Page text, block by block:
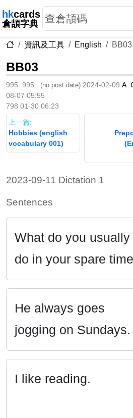
hkcards
倉頡字典
資訊及工具 English BB03
BB03
995 995 (no post date)
08-07 05:55
2024-02-09 A
798 01-30 06:23
上一篇:
Hobbies (english
vocabulary 001)
2023-09-11 Dictation 1
Sentences
What do you usually
do in your spare
He always goes
jogging on Sundays.
I like reading.